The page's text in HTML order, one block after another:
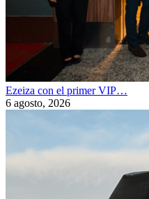
Ezeiza con el primer VIP…
6 agosto, 2026